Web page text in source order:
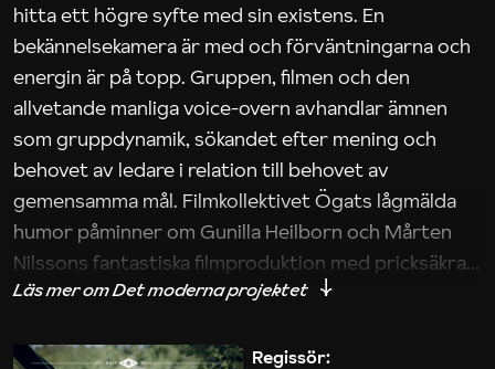
hitta ett högre syfte med sin existens. En
bekännelsekamera är med och förväntningarna och
energin är på topp. Gruppen, filmen och den
allvetande manliga voice-overn avhandlar ämnen
som gruppdynamik, sökandet efter mening och
behovet av ledare i relation till behovet av
gemensamma mål. Filmkollektivet Ögats lågmälda
humor påminner om Gunilla Heilborn och Mårten
Nilssons fantastiska filmproduktion med pricksäkra
iakttagelser om hur svårt det kan vara att omsätta
Regissör: